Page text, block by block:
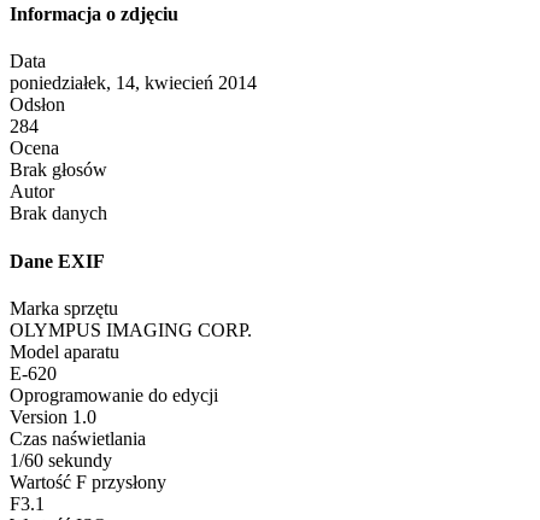
Informacja o zdjęciu
Data
poniedziałek, 14, kwiecień 2014
Odsłon
284
Ocena
Brak głosów
Autor
Brak danych
Dane EXIF
Marka sprzętu
OLYMPUS IMAGING CORP.
Model aparatu
E-620
Oprogramowanie do edycji
Version 1.0
Czas naświetlania
1/60 sekundy
Wartość F przysłony
F3.1